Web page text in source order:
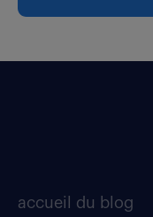
accueil du blog